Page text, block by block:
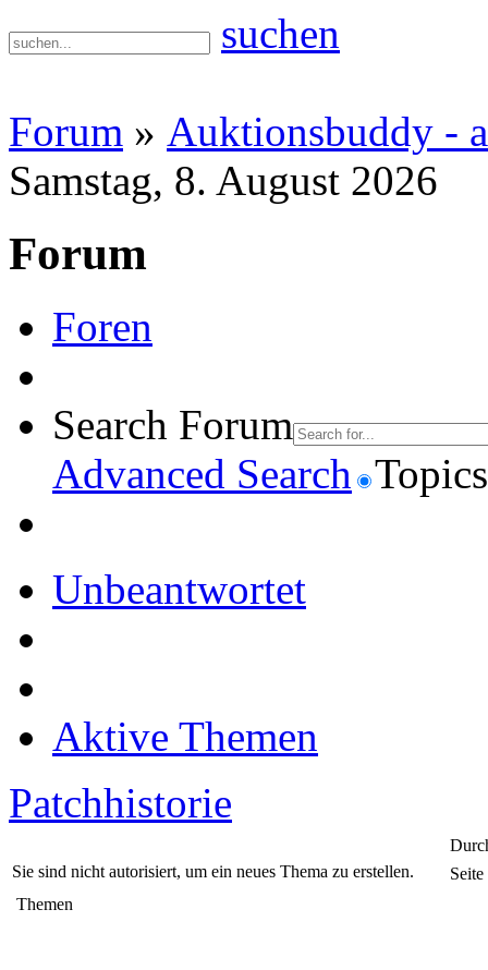
suchen
Forum » Auktionsbuddy -
Samstag, 8. August 2026
Forum
Foren
Search Forum
Advanced Search Topics
Unbeantwortet
Aktive Themen
Patchhistorie
Sie sind nicht autorisiert, um ein neues Thema zu erstellen.
Themen